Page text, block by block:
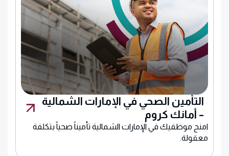
التأمين الصحي في الإمارات الشمالية
– أمانك كروم
امنح موظفيك في الإمارات الشمالية تأميناً صحياً بتكلفة
معقولة.